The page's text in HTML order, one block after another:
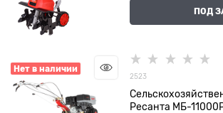
ПОД
Нет в наличии
2523
Ресанта МБ-